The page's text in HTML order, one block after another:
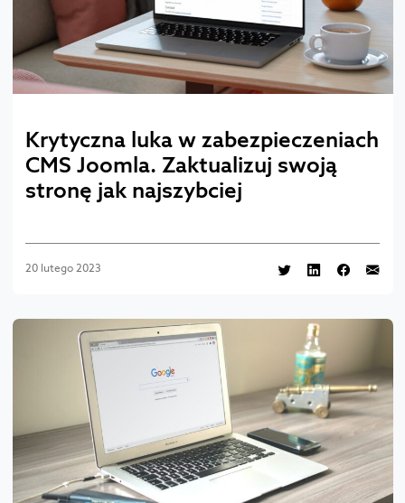
Krytyczna luka w zabezpieczeniach
CMS Joomla. Zaktualizuj swoją
stronę jak najszybciej
20 lutego 2023